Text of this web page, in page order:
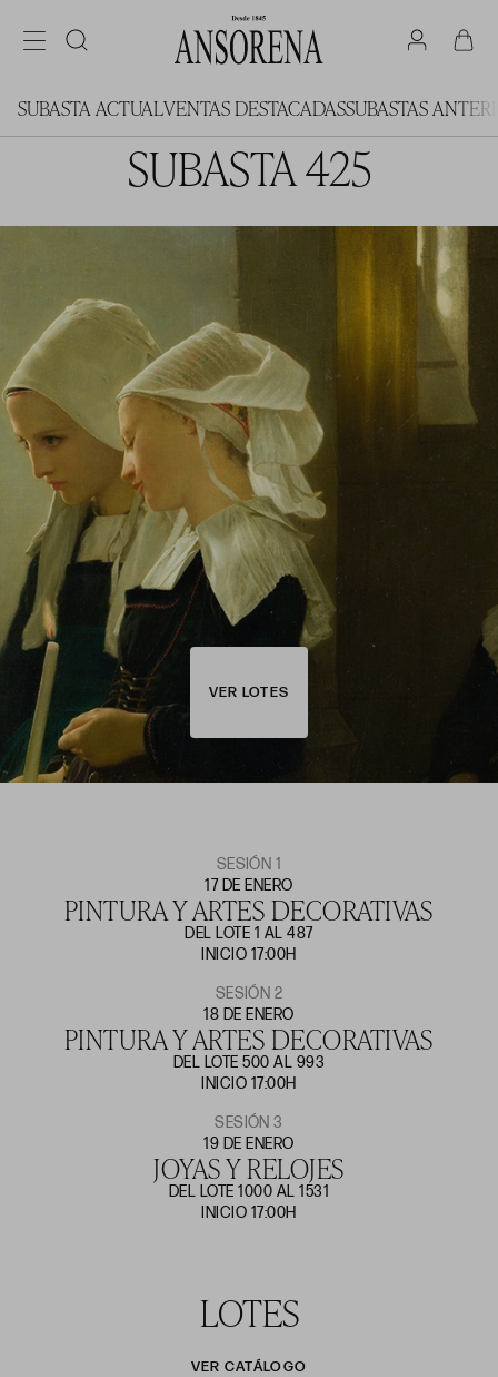
SUBASTA ACTUALVENTAS DESTACADASSUBASTAS
SUBASTA 425
VER LOTES
SESIÓN 1
17 DE ENERO
PINTURA Y ARTES DECORATIVAS
DEL LOTE 1 AL 487
INICIO 17:00H
SESIÓN 2
18 DE ENERO
PINTURA Y ARTES DECORATIVAS
DEL LOTE 500 AL 993
INICIO 17:00H
SESIÓN 3
19 DE ENERO
JOYAS Y RELOJES
DEL LOTE 1000 AL 1531
INICIO 17:00H
LOTES
VER CATÁLOGO